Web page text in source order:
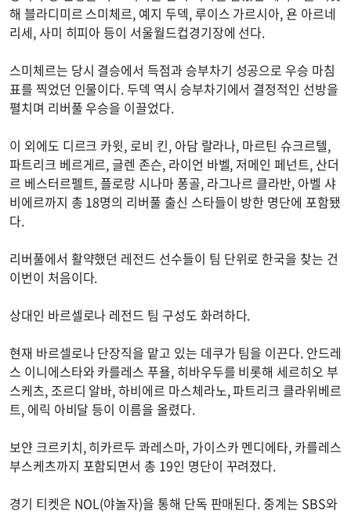
해 블라디미르 스미체르, 예지 두덱, 루이스 가르시아, 욘 아르네
리세, 사미 히피아 등이 서울월드컵경기장에 선다.
스미체르는 당시 결승에서 득점과 승부차기 성공으로 우승 마침
표를 찍었던 인물이다. 두덱 역시 승부차기에서 결정적인 선방을
펼치며 리버풀 우승을 이끌었다.
이 외에도 디르크 카윗, 로비 킨, 아담 랄라나, 마르틴 슈크르텔,
파트리크 베르게르, 글렌 존슨, 라이언 바벨, 저메인 페넌트, 산더
르 베스터르펠트, 플로랑 시나마 퐁골, 라그나르 클라반, 아벨 샤
비에르까지 총 18명의 리버풀 출신 스타들이 방한 명단에 포함됐
다.
리버풀에서 활약했던 레전드 선수들이 팀 단위로 한국을 찾는 건
이번이 처음이다.
상대인 바르셀로나 레전드 팀 구성도 화려하다.
현재 바르셀로나 단장직을 맡고 있는 데쿠가 팀을 이끈다. 안드레
스 이니에스타와 카를레스 푸욜, 히바우두를 비롯해 세르히오 부
스케츠, 조르디 알바, 하비에르 마스체라노, 파트리크 클라위베르
트, 에릭 아비달 등이 이름을 올렸다.
보얀 크르키치, 히카르두 콰레스마, 가이스카 멘디에타, 카를레스
부스케츠까지 포함되면서 총 19인 명단이 꾸려졌다.
경기 티켓은 NOL(야놀자)을 통해 단독 판매된다. 중계는 SBS와